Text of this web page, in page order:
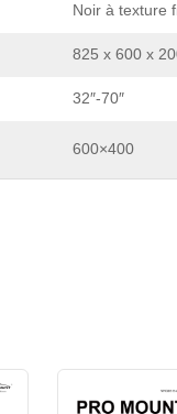
Noir à texture
825 x 600 x
32″-70″
600×400